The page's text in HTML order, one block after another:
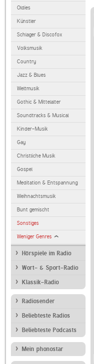
Oldies
Künstler
Schlager & Discofox
Volksmusik
Country
Jazz & Blues
Weltmusik
Gothic & Mittelalter
Soundtracks & Musical
Kinder-Musik
Gay
Christliche Musik
Gospel
Meditation & Entspannung
Weihnachtsmusik
Bunt gemischt
Sonstiges
Weniger Genres
Hörspiele im Radio
Wort- & Sport-Radio
Klassik-Radio
Radiosender
Beliebteste Radios
Beliebteste Podcasts
Mein phonostar